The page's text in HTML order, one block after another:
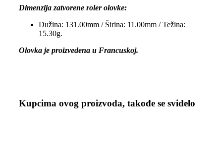
Dimenzija zatvorene roler olovke:
Dužina: 131.00mm / Širina: 11.00mm / Težina:
15.30g.
Olovka je proizvedena u Francuskoj.
Kupcima ovog proizvoda, takođe se svidelo